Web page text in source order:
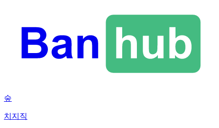
숲
치지직